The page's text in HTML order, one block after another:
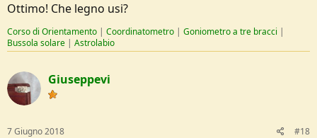
Ottimo! Che legno usi?
Corso di Orientamento | Coordinatometro | Goniometro a tre bracci |
Bussola solare | Astrolabio
Giuseppevi
7 Giugno 2018 #18